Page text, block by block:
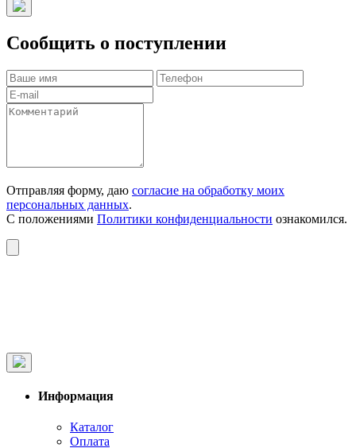
Сообщить о поступлении
Отправляя форму, даю согласие на обработку моих
персональных данных.
С положениями Политики конфиденциальности ознакомился.
Информация
Каталог
Оплата